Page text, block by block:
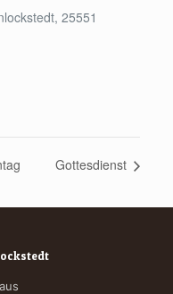
, 25551
Gottesdienst